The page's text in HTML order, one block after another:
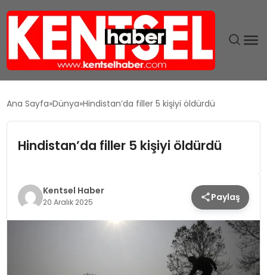
EĞITIM
TEKNOLOJI
Ana Sayfa Dünya Hindistan’da filler 5 kişiyi öldürdü
Hindistan’da filler 5 kişiyi öldürdü
Kentsel Haber
20 Aralık 2025 Paylaş